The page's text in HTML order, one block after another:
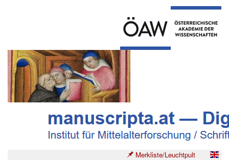
Merkliste/Leuchtpult